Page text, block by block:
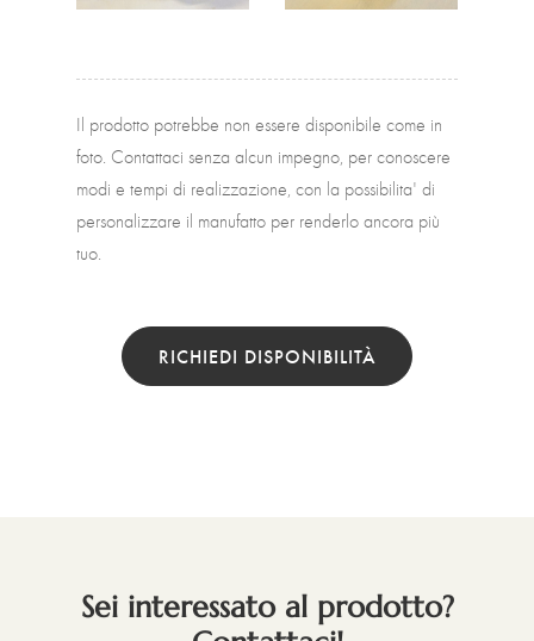
Il prodotto potrebbe non essere disponibile come in
foto. Contattaci senza alcun impegno, per conoscere
modi e tempi di realizzazione, con la possibilita' di
personalizzare il manufatto per renderlo ancora più
tuo.
RICHIEDI DISPONIBILITÀ
Sei interessato al prodotto?